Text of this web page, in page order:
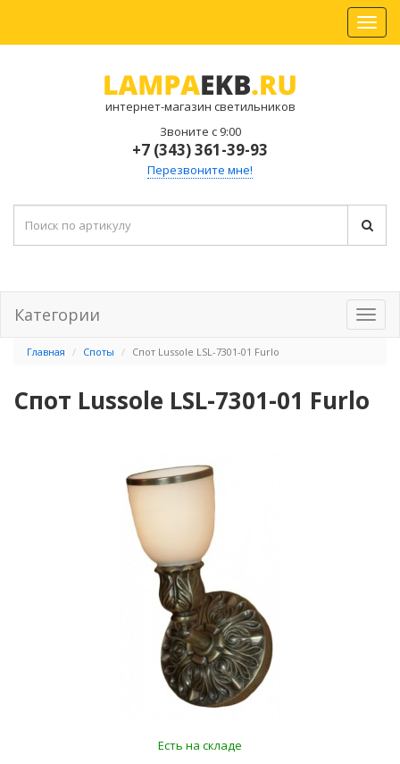
интернет-магазин светильников
Звоните с 9:00
+7 (343) 361-39-93
Перезвоните мне!
Категории
Главная Споты Спот Lussole LSL-7301-01 Furlo
Спот Lussole LSL-7301-01 Furlo
Есть на складе